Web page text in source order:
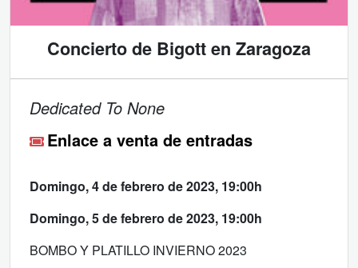
Concierto de Bigott en Zaragoza
Dedicated To None
Enlace a venta de entradas
Domingo, 4 de febrero de 2023, 19:00h
Domingo, 5 de febrero de 2023, 19:00h
BOMBO Y PLATILLO INVIERNO 2023